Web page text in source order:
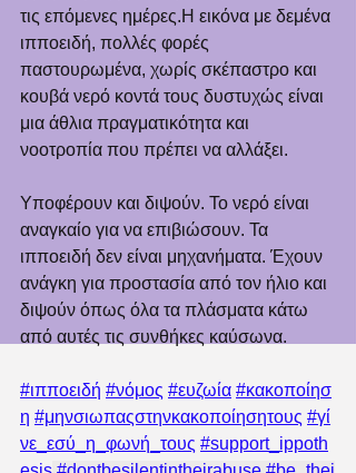
τις επόμενες ημέρες.Η εικόνα με δεμένα
ιπποειδή, πολλές φορές
παστουρωμένα, χωρίς σκέπαστρο και
κουβά νερό κοντά τους δυστυχώς είναι
μια άθλια πραγματικότητα και
νοοτροπία που πρέπει να αλλάξει.
Υποφέρουν και διψούν. Το νερό είναι
αναγκαίο για να επιβιώσουν. Τα
ιπποειδή δεν είναι μηχανήματα. Έχουν
ανάγκη για προστασία από τον ήλιο και
διψούν όπως όλα τα πλάσματα κάτω
από αυτές τις συνθήκες καύσωνα.
#ιπποειδή #νόμος #ευζωία #κακοποίησ
η #μηνσιωπαςστηνκακοποίησητους #γί
νε_εσύ_η_φωνή_τους #support_ippoth